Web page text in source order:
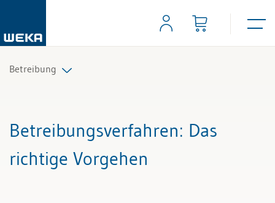
Betreibung
Betreibungsverfahren: Das
richtige Vorgehen